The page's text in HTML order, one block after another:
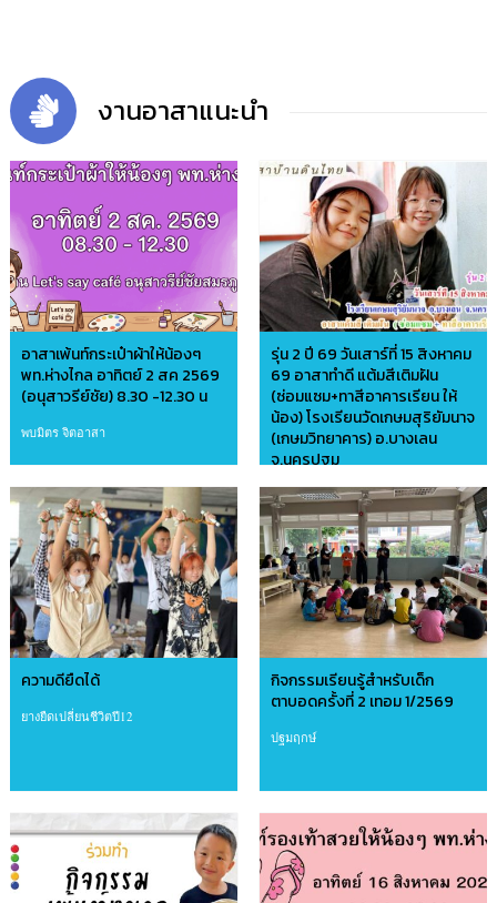
งานอาสาแนะนำ
อาสาเพ้นท์กระเป๋าผ้าให้น้องๆ
พท.ห่างไกล อาทิตย์ 2 สค 2569
(อนุสาวรีย์ชัย) 8.30 -12.30 น
พบมิตร จิตอาสา
รุ่น 2 ปี 69 วันเสาร์ที่ 15 สิงหาคม
69 อาสาทำดี แต้มสีเติมฝัน
(ซ่อมแซม+ทาสีอาคารเรียน ให้
น้อง) โรงเรียนวัดเกษมสุริยัมนาจ
(เกษมวิทยาคาร) อ.บางเลน
จ.นครปฐม
อาสาบ้านดินไทย
ความดียืดได้
ยางยืดเปลี่ยนชีวิตปี12
กิจกรรมเรียนรู้สำหรับเด็ก
ตาบอดครั้งที่ 2 เทอม 1/2569
ปฐมฤกษ์